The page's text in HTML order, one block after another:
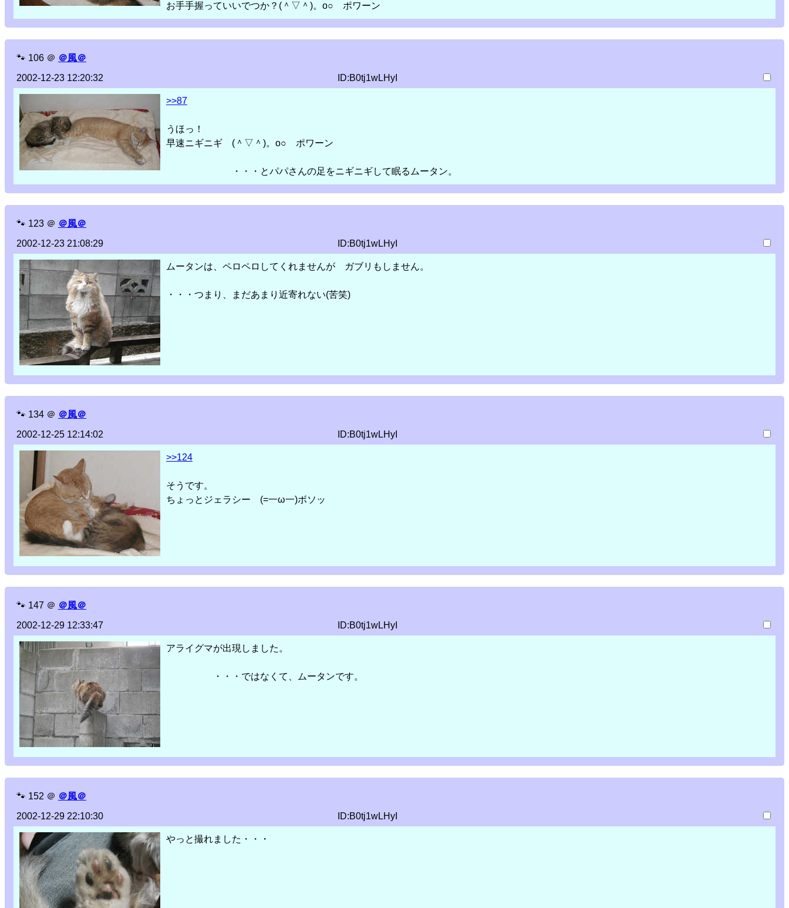
お手手握っていいでつか？(＾▽＾)。o○ ポワーン
🐾 106 ＠ ＠風＠
2002-12-23 12:20:32
ID:B0tj1wLHyI
>>87
うほっ！
早速ニギニギ (＾▽＾)。o○ ポワーン
・・・とパパさんの足をニギニギして眠るムータン。
🐾 123 ＠ ＠風＠
2002-12-23 21:08:29
ID:B0tj1wLHyI
ムータンは、ペロペロしてくれませんが ガブリもしません。
・・・つまり、まだあまり近寄れない(苦笑)
🐾 134 ＠ ＠風＠
2002-12-25 12:14:02
ID:B0tj1wLHyI
>>124
そうです。
ちょっとジェラシー (=一ω一)ボソッ
🐾 147 ＠ ＠風＠
2002-12-29 12:33:47
ID:B0tj1wLHyI
アライグマが出現しました。
・・・ではなくて、ムータンです。
🐾 152 ＠ ＠風＠
2002-12-29 22:10:30
ID:B0tj1wLHyI
やっと撮れました・・・